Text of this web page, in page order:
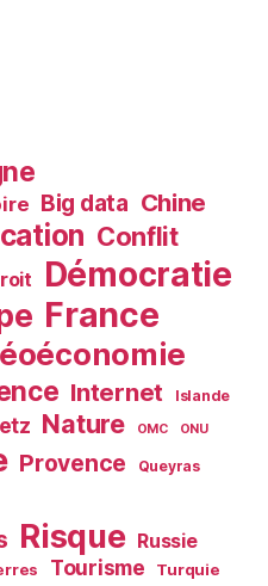
Big data Chine
Conflit
Démocratie
France
Internet Islande
Nature OMC ONU
Provence Queyras
Risque Russie
Tourisme Turquie